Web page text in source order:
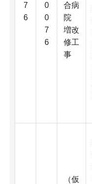
7
6
0
0
7
6
合病
院
増改
修工
事
（仮